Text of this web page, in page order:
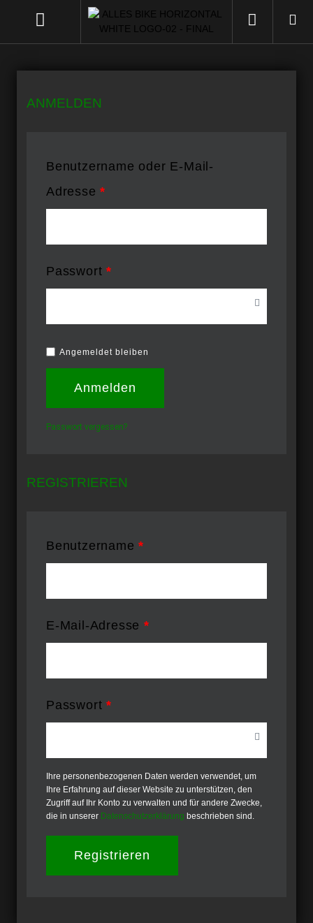
ANMELDEN
Benutzername oder E-Mail-
Adresse*
Passwort*
Angemeldet bleiben
Anmelden
Passwort vergessen?
REGISTRIEREN
Benutzername*
E-Mail-Adresse *
Passwort*
Ihre personenbezogenen Daten werden verwendet, um
Ihre Erfahrung auf dieser Website zu unterstützen, den
Zugriff auf Ihr Konto zu verwalten und für andere Zwecke,
die in unserer Datenschutzerklärung beschrieben sind.
Registrieren